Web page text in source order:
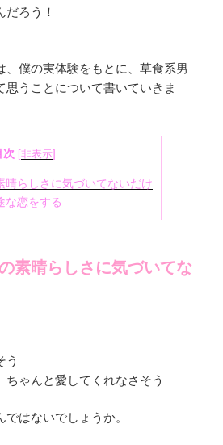
ろう！
僕の実体験をもとに、 草食系男
思うことについて書いていきま
次 [非表示]
晴らしさに気づいてないだけ
な恋をする
素晴らしさに気づいてな
う
ちゃんと愛してくれなさそう
はないでしょうか。